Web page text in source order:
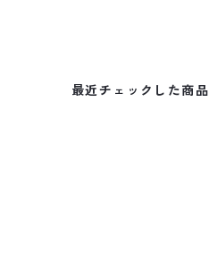
最近チェックした商品